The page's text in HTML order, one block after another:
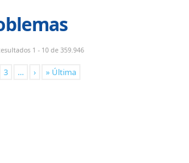
1 - 10 de 359.946
3 … › » Última